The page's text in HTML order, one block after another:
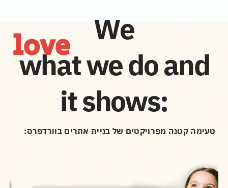
We
love
what we do and
it shows:
טעימה קטנה מפרויקטים של בניית אתרים בוורדפרס: